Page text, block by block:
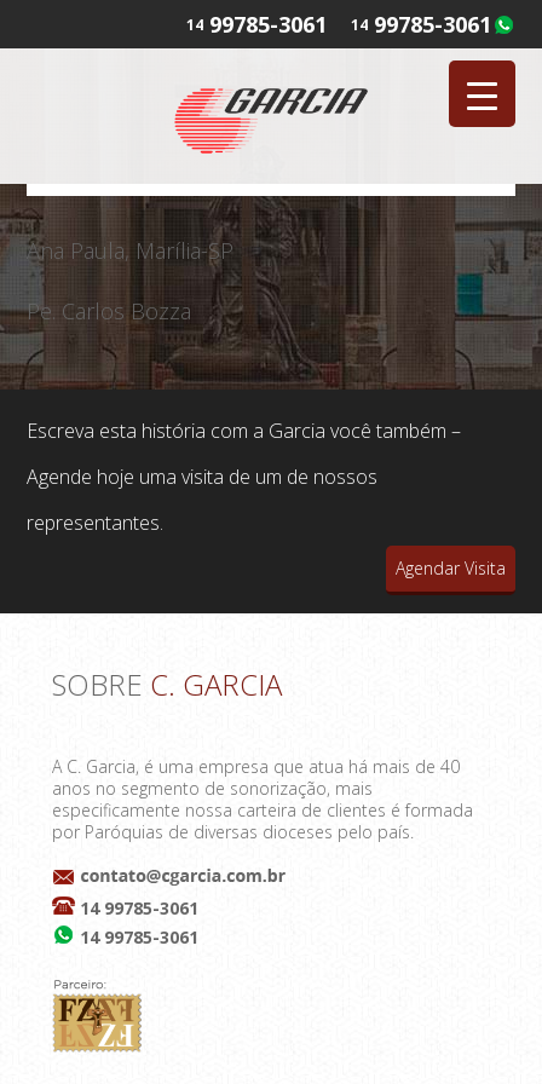
14 99785-3061
14 99785-3061
Ana Paula, Marília-SP
Pe. Carlos Bozza
Escreva esta história com a Garcia você também –
Agende hoje uma visita de um de nossos
representantes.
Agendar Visita
SOBRE C. GARCIA
A C. Garcia, é uma empresa que atua há mais de 40
anos no segmento de sonorização, mais
especificamente nossa carteira de clientes é formada
por Paróquias de diversas dioceses pelo país.
14 99785-3061
14 99785-3061